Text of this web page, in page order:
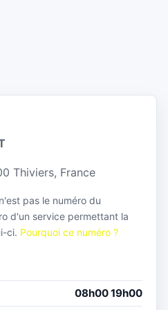
Thiviers, France
pas le numéro du
d'un service permettant la
ci. Pourquoi ce numéro ?
08h00 19h00